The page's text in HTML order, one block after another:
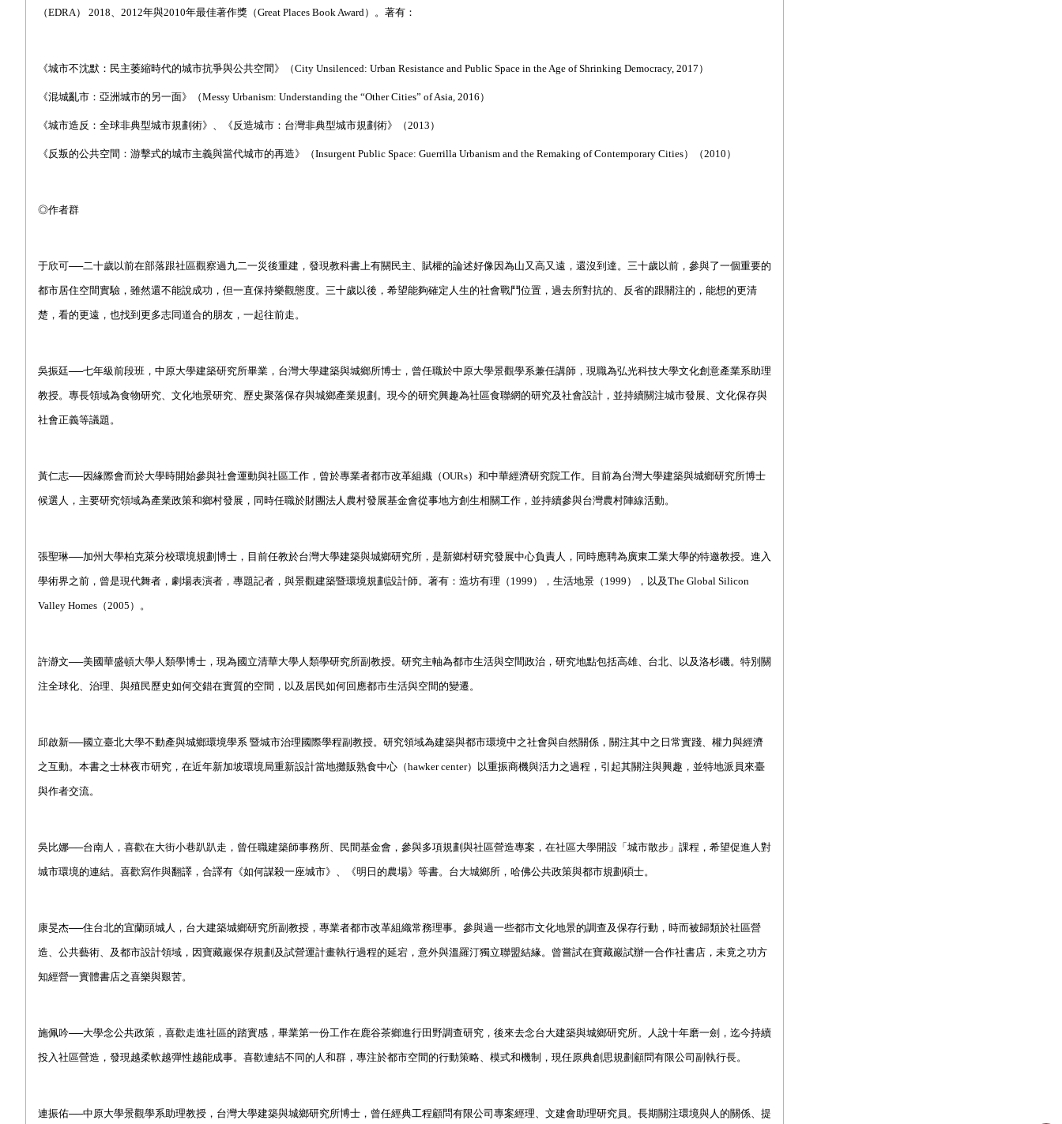
（EDRA） 2018、2012年與2010年最佳著作獎（Great Places Book Award）。著有：
《城市不沈默：民主萎縮時代的城市抗爭與公共空間》（City Unsilenced: Urban Resistance and Public Space in the Age of Shrinking Democracy, 2017）
《混城亂市：亞洲城市的另一面》（Messy Urbanism: Understanding the “Other Cities” of Asia, 2016）
《城市造反：全球非典型城市規劃術》、《反造城市：台灣非典型城市規劃術》（2013）
《反叛的公共空間：游擊式的城市主義與當代城市的再造》（Insurgent Public Space: Guerrilla Urbanism and the Remaking of Contemporary Cities）（2010）
◎作者群
于欣可──二十歲以前在部落跟社區觀察過九二一災後重建，發現教科書上有關民主、賦權的論述好像因為山又高又遠，還沒到達。三十歲以前，參與了一個重要的
都市居住空間實驗，雖然還不能說成功，但一直保持樂觀態度。三十歲以後，希望能夠確定人生的社會戰鬥位置，過去所對抗的、反省的跟關注的，能想的更清
楚，看的更遠，也找到更多志同道合的朋友，一起往前走。
吳振廷──七年級前段班，中原大學建築研究所畢業，台灣大學建築與城鄉所博士，曾任職於中原大學景觀學系兼任講師，現職為弘光科技大學文化創意產業系助理
教授。專長領域為食物研究、文化地景研究、歷史聚落保存與城鄉產業規劃。現今的研究興趣為社區食聯網的研究及社會設計，並持續關注城市發展、文化保存與
社會正義等議題。
黃仁志──因緣際會而於大學時開始參與社會運動與社區工作，曾於專業者都市改革組織（OURs）和中華經濟研究院工作。目前為台灣大學建築與城鄉研究所博士
候選人，主要研究領域為產業政策和鄉村發展，同時任職於財團法人農村發展基金會從事地方創生相關工作，並持續參與台灣農村陣線活動。
張聖琳──加州大學柏克萊分校環境規劃博士，目前任教於台灣大學建築與城鄉研究所，是新鄉村研究發展中心負責人，同時應聘為廣東工業大學的特邀教授。進入
學術界之前，曾是現代舞者，劇場表演者，專題記者，與景觀建築暨環境規劃設計師。著有：造坊有理（1999），生活地景（1999），以及The Global Silicon
Valley Homes（2005）。
許瀞文──美國華盛頓大學人類學博士，現為國立清華大學人類學研究所副教授。研究主軸為都市生活與空間政治，研究地點包括高雄、台北、以及洛杉磯。特別關
注全球化、治理、與殖民歷史如何交錯在實質的空間，以及居民如何回應都市生活與空間的變遷。
邱啟新──國立臺北大學不動產與城鄉環境學系 暨城市治理國際學程副教授。研究領域為建築與都市環境中之社會與自然關係，關注其中之日常實踐、權力與經濟
之互動。本書之士林夜市研究，在近年新加坡環境局重新設計當地攤販熟食中心（hawker center）以重振商機與活力之過程，引起其關注與興趣，並特地派員來臺
與作者交流。
吳比娜──台南人，喜歡在大街小巷趴趴走，曾任職建築師事務所、民間基金會，參與多項規劃與社區營造專案，在社區大學開設「城市散步」課程，希望促進人對
城市環境的連結。喜歡寫作與翻譯，合譯有《如何謀殺一座城市》、《明日的農場》等書。台大城鄉所，哈佛公共政策與都市規劃碩士。
康旻杰──住台北的宜蘭頭城人，台大建築城鄉研究所副教授，專業者都市改革組織常務理事。參與過一些都市文化地景的調查及保存行動，時而被歸類於社區營
造、公共藝術、及都市設計領域，因寶藏巖保存規劃及試營運計畫執行過程的延宕，意外與溫羅汀獨立聯盟結緣。曾嘗試在寶藏巖試辦一合作社書店，未竟之功方
知經營一實體書店之喜樂與艱苦。
施佩吟──大學念公共政策，喜歡走進社區的踏實感，畢業第一份工作在鹿谷茶鄉進行田野調查研究，後來去念台大建築與城鄉研究所。人說十年磨一劍，迄今持續
投入社區營造，發現越柔軟越彈性越能成事。喜歡連結不同的人和群，專注於都市空間的行動策略、模式和機制，現任原典創思規劃顧問有限公司副執行長。
連振佑──中原大學景觀學系助理教授，台灣大學建築與城鄉研究所博士，曾任經典工程顧問有限公司專案經理、文建會助理研究員。長期關注環境與人的關係、提